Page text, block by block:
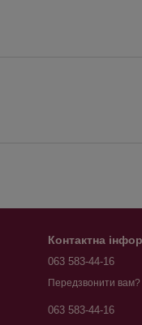
Контактна
063 583-44-16
Передзвонити вам?
063 583-44-16